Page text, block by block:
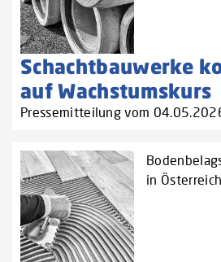
Schachtbauwerke
auf Wachstumskurs
Pressemitteilung vom
in Österreich